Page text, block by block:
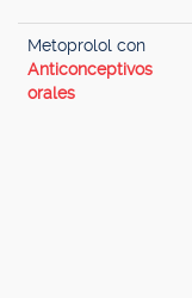
Metoprolol con
Anticonceptivos
orales